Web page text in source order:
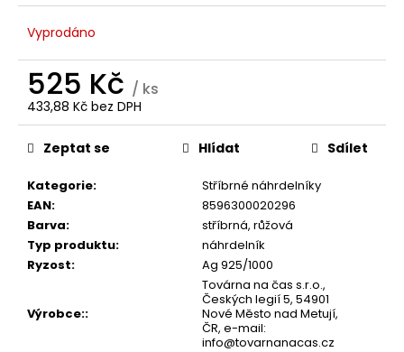
Vyprodáno
525 Kč / ks
433,88 Kč bez DPH
Měrná
cena:
Kategorie:
Stříbrné náhrdelníky
EAN:
8596300020296
Barva:
stříbrná, růžová
Typ produktu:
náhrdelník
Ryzost: Ag 925/1000
Výrobce::
Továrna na čas s.r.o.,
Českých legií 5, 54901
Nové Město nad Metují,
ČR, e-mail:
info@tovarnanacas.cz
Zeptat se Hlídat Sdílet
D
o
p
č
u
m